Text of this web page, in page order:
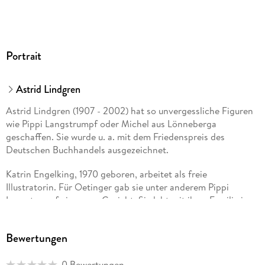
Herstelleradresse
produkt@verlagsgruppe-oetinger.de
Portrait
Astrid Lindgren
Astrid Lindgren (1907 - 2002) hat so unvergessliche Figuren
wie Pippi Langstrumpf oder Michel aus Lönneberga
geschaffen. Sie wurde u. a. mit dem Friedenspreis des
Deutschen Buchhandels ausgezeichnet.
Katrin Engelking, 1970 geboren, arbeitet als freie
Illustratorin. Für Oetinger gab sie unter anderem Pippi
Langstrumpf ein neues Gesicht. Sie lebt mit ihrer Familie in
Horst Lemke (1922 1985), wurde in Berlin geboren. Kurz vor
Bewertungen